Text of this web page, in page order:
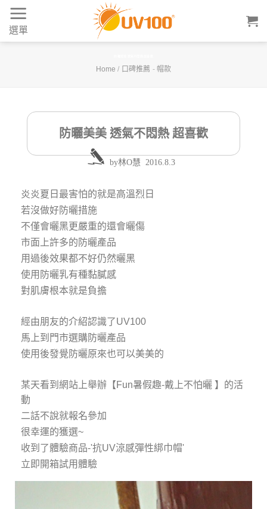
Skip
content
選單
Home / 口碑推薦 - 帽款
防曬美美 透氣不悶熱 超喜歡
by林O慧 2016.8.3
炎炎夏日最害怕的就是高溫烈日
若沒做好防曬措施
不僅會曬黑更嚴重的還會曬傷
市面上許多的防曬產品
用過後效果都不好仍然曬黑
使用防曬乳有種黏膩感
對肌膚根本就是負擔
經由朋友的介紹認識了UV100
馬上到門市選購防曬產品
使用後發覺防曬原來也可以美美的
某天看到網站上舉辦【Fun暑假趣-戴上不怕曬 】的活
動
二話不說就報名參加
很幸運的獲選~
收到了體驗商品-'抗UV涼感彈性綁巾帽'
立即開箱試用體驗